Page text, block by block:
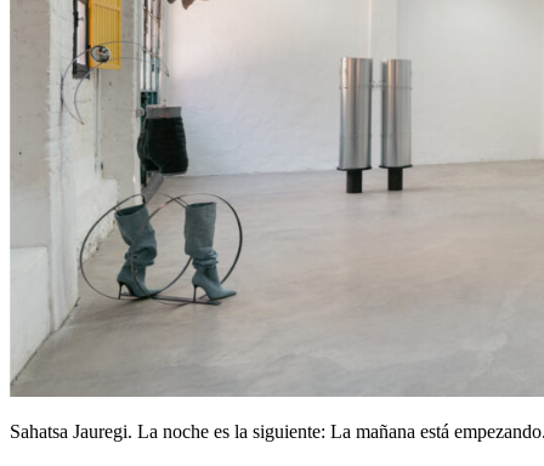
Sahatsa Jauregi. La noche es la siguiente: La mañana está